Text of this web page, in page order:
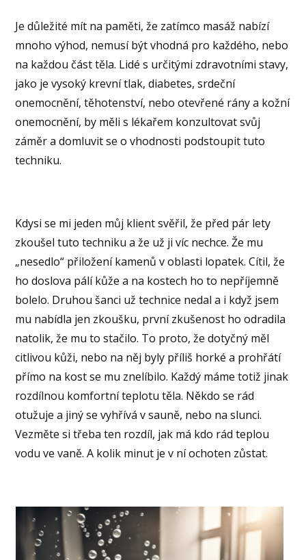
Je důležité mít na paměti, že zatímco masáž nabízí
mnoho výhod, nemusí být vhodná pro každého, nebo
na každou část těla. Lidé s určitými zdravotními stavy,
jako je vysoký krevní tlak, diabetes, srdeční
onemocnění, těhotenství, nebo otevřené rány a kožní
onemocnění, by měli s lékařem konzultovat svůj
záměr a domluvit se o vhodnosti podstoupit tuto
techniku.
Kdysi se mi jeden můj klient svěřil, že před pár lety
zkoušel tuto techniku a že už ji víc nechce. Že mu
„nesedlo“ přiložení kamenů v oblasti lopatek. Cítil, že
ho doslova pálí kůže a na kostech ho to nepříjemně
bolelo. Druhou šanci už technice nedal a i když jsem
mu nabídla jen zkoušku, první zkušenost ho odradila
natolik, že mu to stačilo. To proto, že dotyčný měl
citlivou kůži, nebo na něj byly příliš horké a prohřátí
přímo na kost se mu znelíbilo. Každý máme totiž jinak
rozdílnou komfortní teplotu těla. Někdo se rád
otužuje a jiný se vyhřívá v sauně, nebo na slunci.
Vezměte si třeba ten rozdíl, jak má kdo rád teplou
vodu ve vaně. A kolik minut je v ní ochoten zůstat.